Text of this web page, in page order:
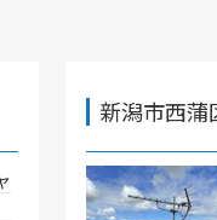
新潟市西